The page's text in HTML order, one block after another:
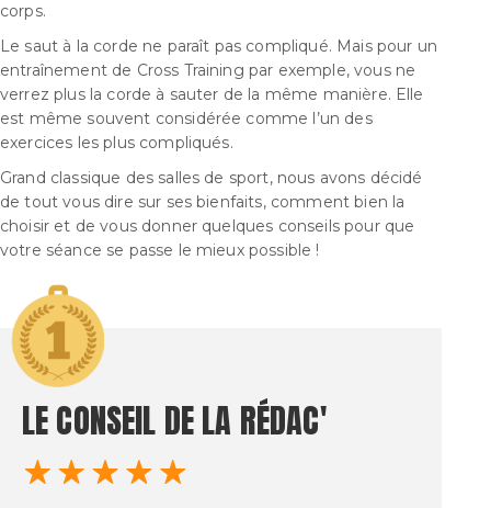
corps.
Le saut à la corde ne paraît pas compliqué. Mais pour un
entraînement de Cross Training par exemple, vous ne
verrez plus la corde à sauter de la même manière. Elle
est même souvent considérée comme l’un des
exercices les plus compliqués.
Grand classique des salles de sport, nous avons décidé
de tout vous dire sur ses bienfaits, comment bien la
choisir et de vous donner quelques conseils pour que
votre séance se passe le mieux possible !
LE CONSEIL DE LA RÉDAC'